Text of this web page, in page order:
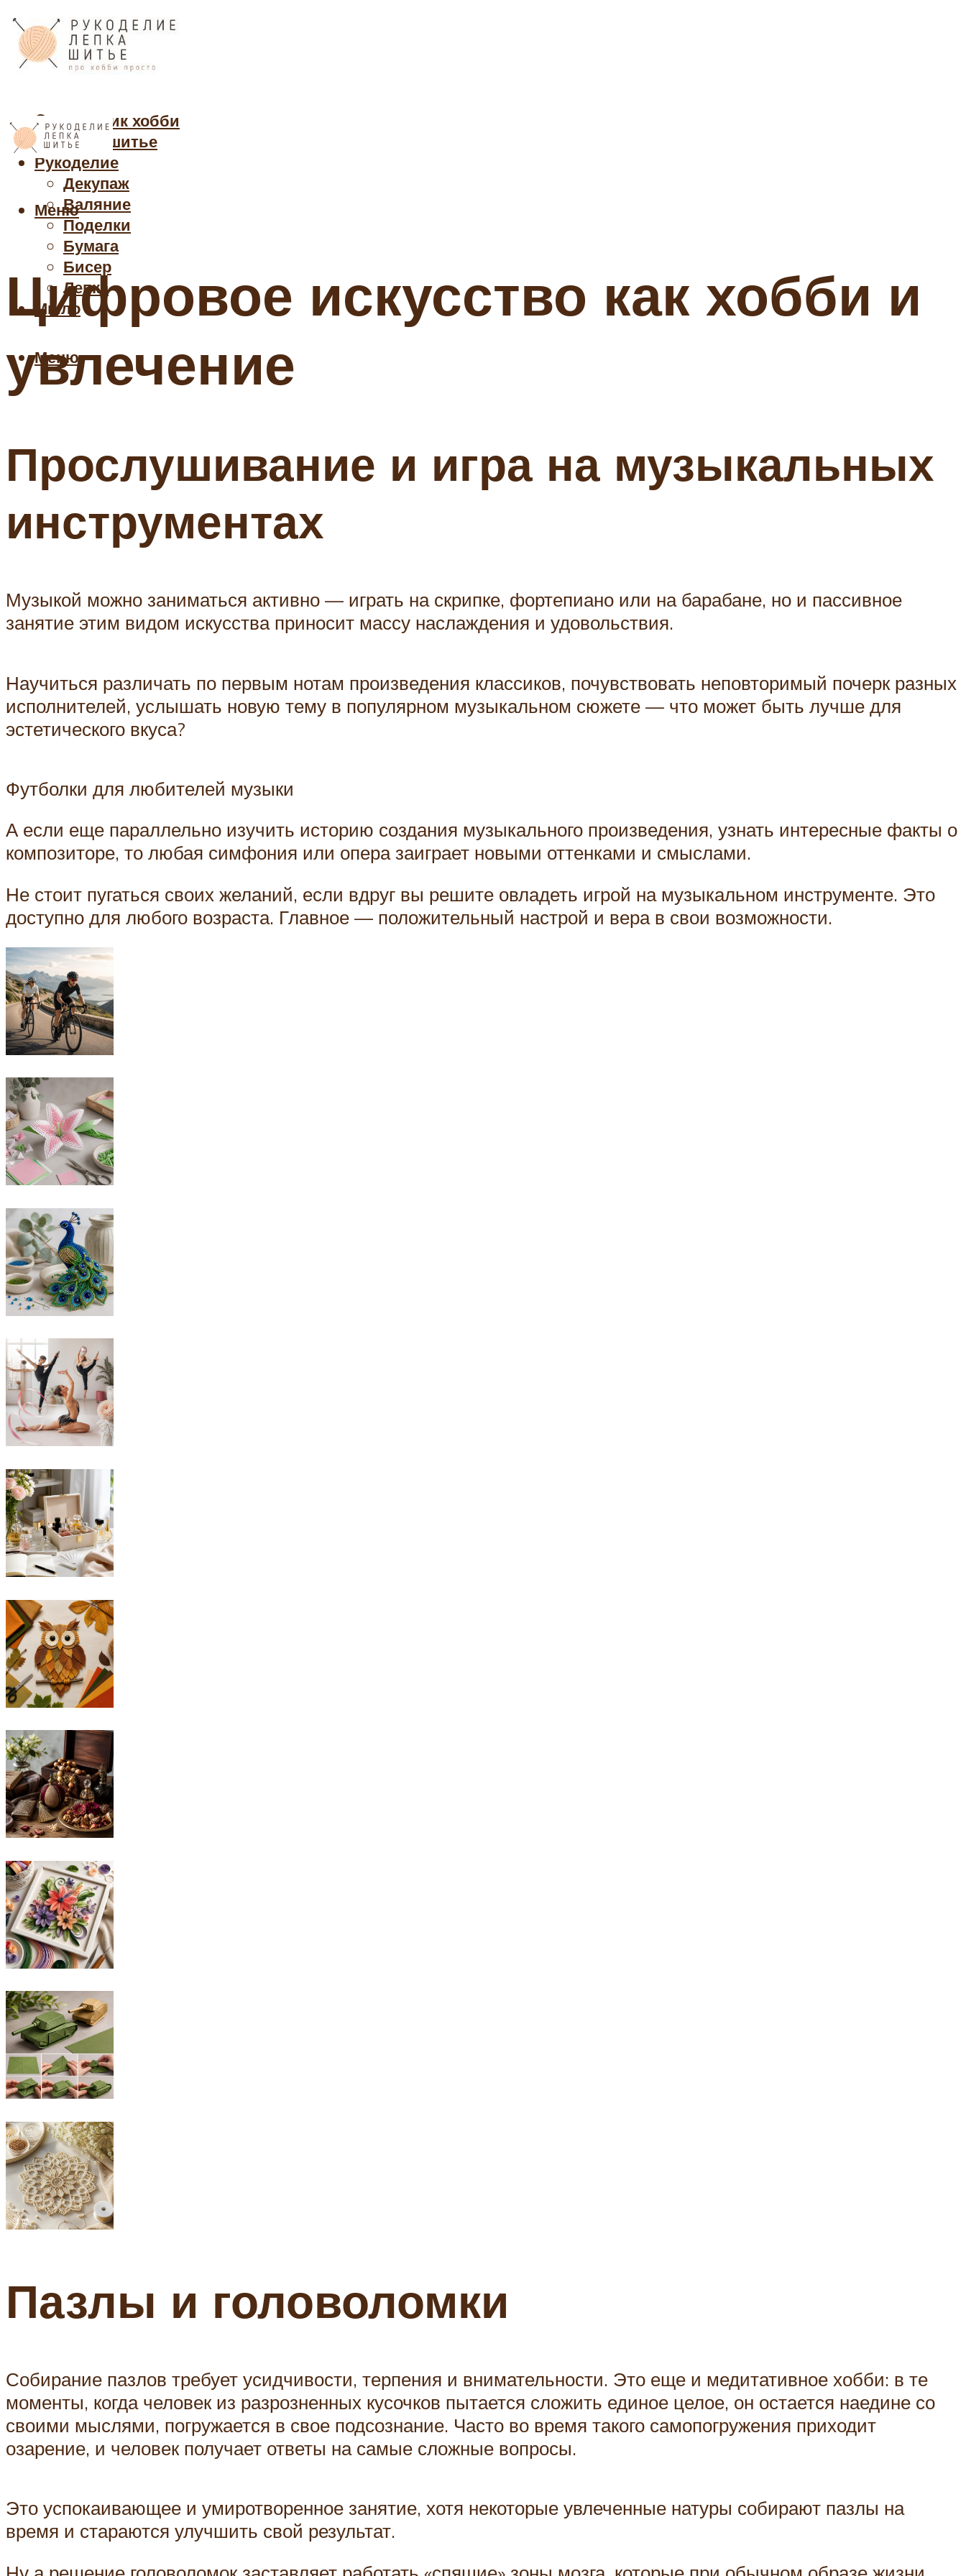
Cправочник хобби
Кройка и шитье
Рукоделие
Декупаж
Валяние
Поделки
Бумага
Бисер
Лепка
Мыло
Меню
Меню
Цифровое искусство как хобби и
увлечение
Прослушивание и игра на музыкальных
инструментах
Музыкой можно заниматься активно — играть на скрипке, фортепиано или на барабане, но и пассивное
занятие этим видом искусства приносит массу наслаждения и удовольствия.
Научиться различать по первым нотам произведения классиков, почувствовать неповторимый почерк разных
исполнителей, услышать новую тему в популярном музыкальном сюжете — что может быть лучше для
эстетического вкуса?
Футболки для любителей музыки
А если еще параллельно изучить историю создания музыкального произведения, узнать интересные факты о
композиторе, то любая симфония или опера заиграет новыми оттенками и смыслами.
Не стоит пугаться своих желаний, если вдруг вы решите овладеть игрой на музыкальном инструменте. Это
доступно для любого возраста. Главное — положительный настрой и вера в свои возможности.
Пазлы и головоломки
Собирание пазлов требует усидчивости, терпения и внимательности. Это еще и медитативное хобби: в те
моменты, когда человек из разрозненных кусочков пытается сложить единое целое, он остается наедине со
своими мыслями, погружается в свое подсознание. Часто во время такого самопогружения приходит
озарение, и человек получает ответы на самые сложные вопросы.
Это успокаивающее и умиротворенное занятие, хотя некоторые увлеченные натуры собирают пазлы на
время и стараются улучшить свой результат.